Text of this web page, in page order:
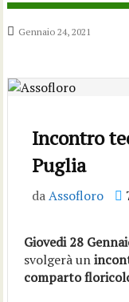
Gennaio 24, 2021
Incontro
Puglia
daAssofloro
Giovedi 28
svolgerà un
comparto